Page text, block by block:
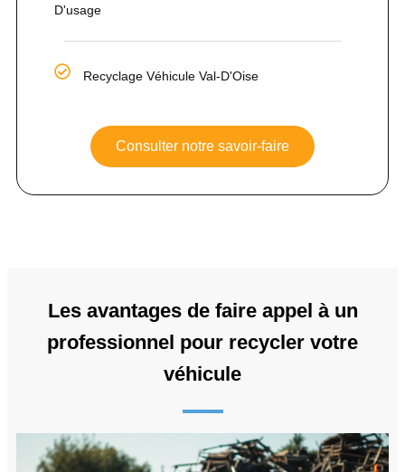
D'usage
Recyclage Véhicule Val-D'Oise
Consulter notre savoir-faire
Les avantages de faire appel à un
professionnel pour recycler votre
véhicule